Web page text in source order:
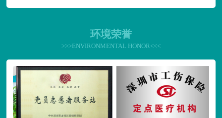
环境荣誉
>>>ENVIRONMENTAL HONOR<<<